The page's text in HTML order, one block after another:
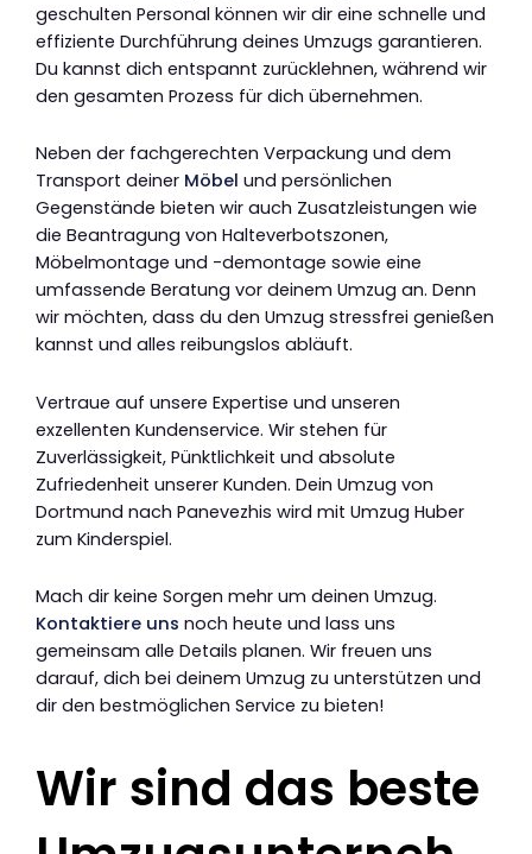
geschulten Personal können wir dir eine schnelle und
effiziente Durchführung deines Umzugs garantieren.
Du kannst dich entspannt zurücklehnen, während wir
den gesamten Prozess für dich übernehmen.
Neben der fachgerechten Verpackung und dem
Transport deiner Möbel und persönlichen
Gegenstände bieten wir auch Zusatzleistungen wie
die Beantragung von Halteverbotszonen,
Möbelmontage und -demontage sowie eine
umfassende Beratung vor deinem Umzug an. Denn
wir möchten, dass du den Umzug stressfrei genießen
kannst und alles reibungslos abläuft.
Vertraue auf unsere Expertise und unseren
exzellenten Kundenservice. Wir stehen für
Zuverlässigkeit, Pünktlichkeit und absolute
Zufriedenheit unserer Kunden. Dein Umzug von
Dortmund nach Panevezhis wird mit Umzug Huber
zum Kinderspiel.
Mach dir keine Sorgen mehr um deinen Umzug.
Kontaktiere uns noch heute und lass uns
gemeinsam alle Details planen. Wir freuen uns
darauf, dich bei deinem Umzug zu unterstützen und
dir den bestmöglichen Service zu bieten!
Wir sind das beste